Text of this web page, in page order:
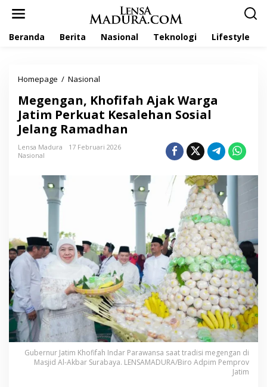
Beranda Berita Nasional Teknologi Lifestyle
Homepage / Nasional
g
e
n
g
a
h
A
j
a
k
W
a
r
g
a
J
Megengan, Khofifah Ajak Warga
Jatim Perkuat Kesalehan Sosial
Jelang Ramadhan
Lensa Madura
17 Februari 2026
Nasional
Gubernur Jatim Khofifah Indar Parawansa saat tradisi megengan di
Masjid Al-Akbar Surabaya. LENSAMADURA/Biro Adpim Pemprov
Jatim